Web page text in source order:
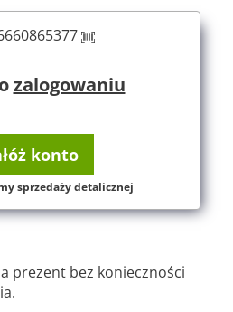
zalogowaniu
konto
sprzedaży detalicznej
prezent bez konieczności